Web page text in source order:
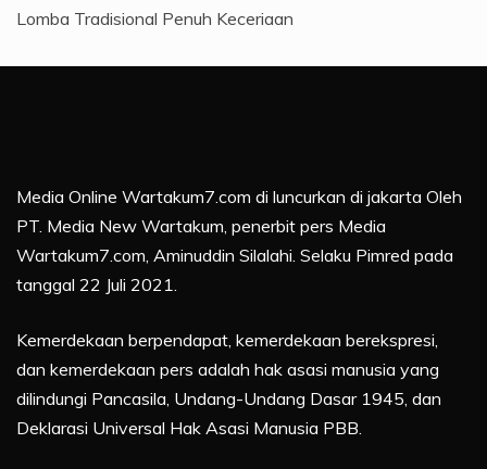
Lomba Tradisional Penuh Keceriaan
Media Online Wartakum7.com di luncurkan di jakarta Oleh
PT. Media New Wartakum, penerbit pers Media
Wartakum7.com, Aminuddin Silalahi. Selaku Pimred pada
tanggal 22 Juli 2021.
Kemerdekaan berpendapat, kemerdekaan berekspresi,
dan kemerdekaan pers adalah hak asasi manusia yang
dilindungi Pancasila, Undang-Undang Dasar 1945, dan
Deklarasi Universal Hak Asasi Manusia PBB.